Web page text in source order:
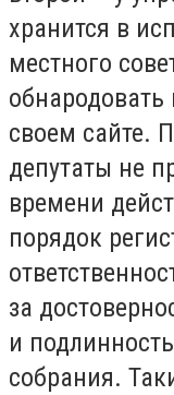
хранится в
местного
своем сайте.
депутаты не
времени
порядок
за
и
собрания.